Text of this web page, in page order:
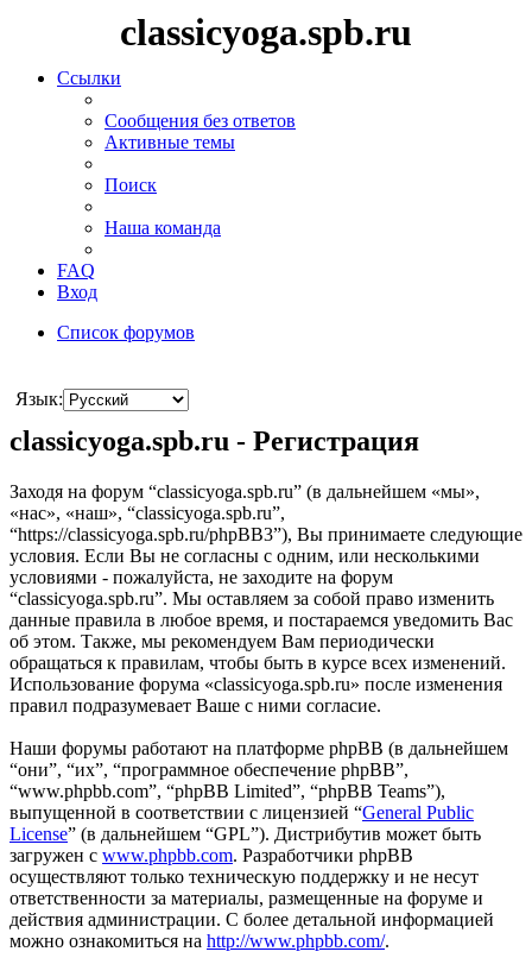
classicyoga.spb.ru
Ссылки
Сообщения без ответов
Активные темы
Поиск
Наша команда
FAQ
Вход
Список форумов
Язык:
classicyoga.spb.ru - Регистрация
Заходя на форум “classicyoga.spb.ru” (в дальнейшем «мы»,
«нас», «наш», “classicyoga.spb.ru”,
“https://classicyoga.spb.ru/phpBB3”), Вы принимаете следующие
условия. Если Вы не согласны с одним, или несколькими
условиями - пожалуйста, не заходите на форум
“classicyoga.spb.ru”. Мы оставляем за собой право изменить
данные правила в любое время, и постараемся уведомить Вас
об этом. Также, мы рекомендуем Вам периодически
обращаться к правилам, чтобы быть в курсе всех изменений.
Использование форума «classicyoga.spb.ru» после изменения
правил подразумевает Ваше с ними согласие.
Наши форумы работают на платформе phpBB (в дальнейшем
“они”, “их”, “программное обеспечение phpBB”,
“www.phpbb.com”, “phpBB Limited”, “phpBB Teams”),
выпущенной в соответствии с лицензией “General Public
License” (в дальнейшем “GPL”). Дистрибутив может быть
загружен с www.phpbb.com. Разработчики phpBB
осуществляют только техническую поддержку и не несут
ответственности за материалы, размещенные на форуме и
действия администрации. С более детальной информацией
можно ознакомиться на http://www.phpbb.com/.